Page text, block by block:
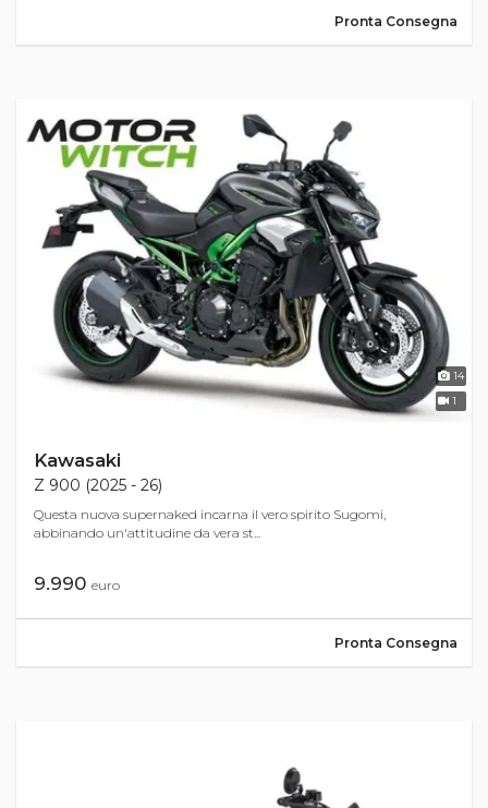
Pronta Consegna
14
1
Kawasaki
Z 900 (2025 - 26)
Questa nuova supernaked incarna il vero spirito Sugomi,
abbinando un'attitudine da vera st...
9.990 euro
Pronta Consegna